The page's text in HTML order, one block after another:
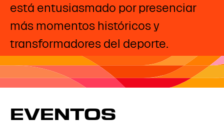
está entusiasmado por presenciar
más momentos históricos y
transformadores del deporte.
EVENTOS